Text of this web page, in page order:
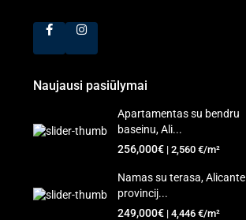
Naujausi pasiūlymai
Apartamentas su bendru
baseinu, Ali...
256,000€ | 2,560 €/m²
Namas su terasa, Alicante
provincij...
249,000€ | 4,446 €/m²